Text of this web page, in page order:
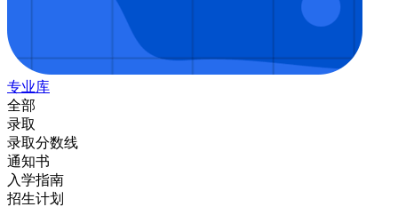
专业库
全部
录取
录取分数线
通知书
入学指南
招生计划